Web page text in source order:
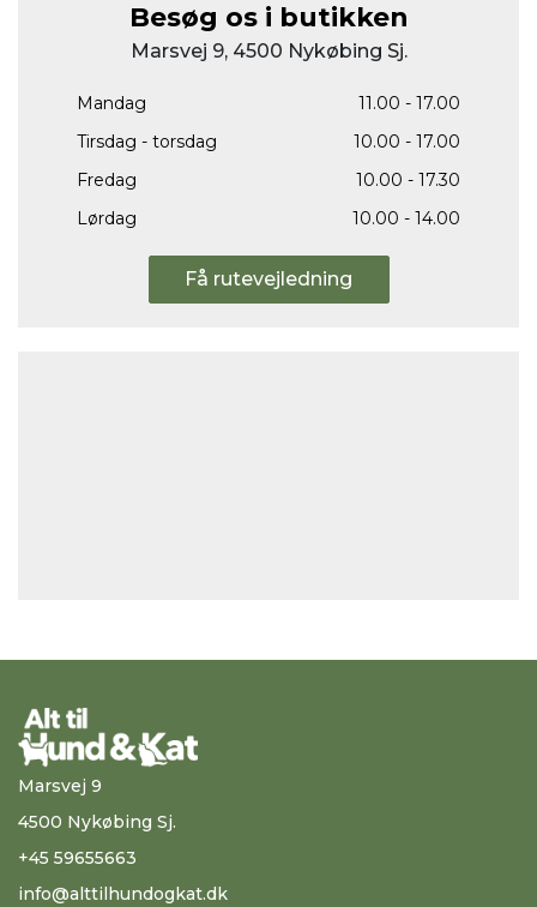
Besøg os i butikken
Marsvej 9, 4500 Nykøbing Sj.
Mandag
11.00 - 17.00
Tirsdag - torsdag
10.00 - 17.00
Fredag
10.00 - 17.30
Lørdag
10.00 - 14.00
Få rutevejledning
Marsvej 9
4500 Nykøbing Sj.
+45 59655663
info@alttilhundogkat.dk